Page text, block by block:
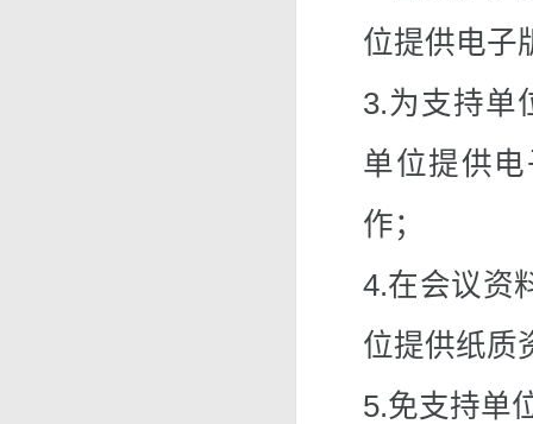
位提供电子
3.为支持单
单位提供
作；
4.在会议资
位提供纸质
5.免支持单